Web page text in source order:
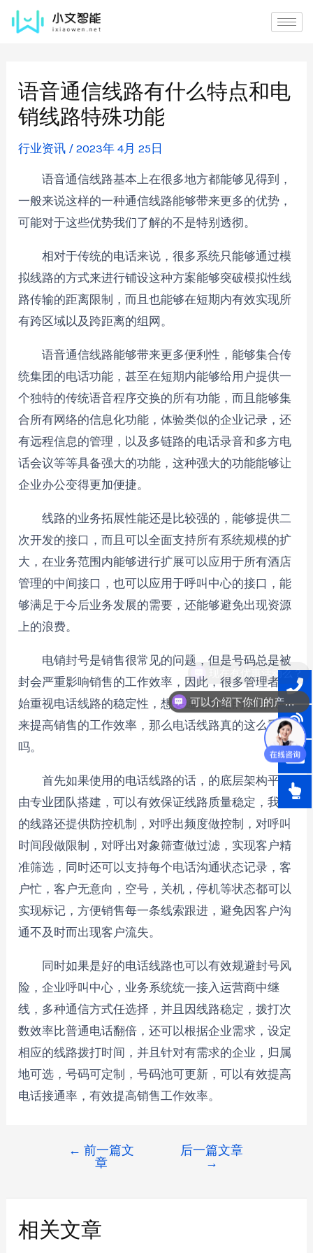
语音通信线路有什么特点和电
销线路特殊功能
行业资讯 /2023年 4月 25日
语音通信线路基本上在很多地方都能够见得到，
一般来说这样的一种通信线路能够带来更多的优势，
可能对于这些优势我们了解的不是特别透彻。
相对于传统的电话来说，很多系统只能够通过模
拟线路的方式来进行铺设这种方案能够突破模拟性线
路传输的距离限制，而且也能够在短期内有效实现所
有跨区域以及跨距离的组网。
语音通信线路能够带来更多便利性，能够集合传
统集团的电话功能，甚至在短期内能够给用户提供一
个独特的传统语音程序交换的所有功能，而且能够集
合所有网络的信息化功能，体验类似的企业记录，还
有远程信息的管理，以及多链路的电话录音和多方电
话会议等等具备强大的功能，这种强大的功能能够让
企业办公变得更加便捷。
线路的业务拓展性能还是比较强的，能够提供二
次开发的接口，而且可以全面支持所有系统规模的扩
大，在业务范围内能够进行扩展可以应用于所有酒店
管理的中间接口，也可以应用于呼叫中心的接口，能
够满足于今后业务发展的需要，还能够避免出现资源
上的浪费。
电销封号是销售很常见的问题，但是号码总是被
封会严重影响销售的工作效率，因此，很多管理者开
始重视电话线路的稳定性，想要通过稳定的电话线路
来提高销售的工作效率，那么电话线路真的这么重要
吗。
首先如果使用的电话线路的话，的底层架构平台
由专业团队搭建，可以有效保证线路质量稳定，我们
的线路还提供防控机制，对呼出频度做控制，对呼叫
时间段做限制，对呼出对象筛查做过滤，实现客户精
准筛选，同时还可以支持每个电话沟通状态记录，客
户忙，客户无意向，空号，关机，停机等状态都可以
实现标记，方便销售每一条线索跟进，避免因客户沟
通不及时而出现客户流失。
同时如果是好的电话线路也可以有效规避封号风
险，企业呼叫中心，业务系统统一接入运营商中继
线，多种通信方式任选择，并且因线路稳定，拨打次
数效率比普通电话翻倍，还可以根据企业需求，设定
相应的线路拨打时间，并且针对有需求的企业，归属
地可选，号码可定制，号码池可更新，可以有效提高
电话接通率，有效提高销售工作效率。
← 前一篇文
章
后一篇文章
→
相关文章
可以介绍下你们的产品么？
现在有优惠活动么？